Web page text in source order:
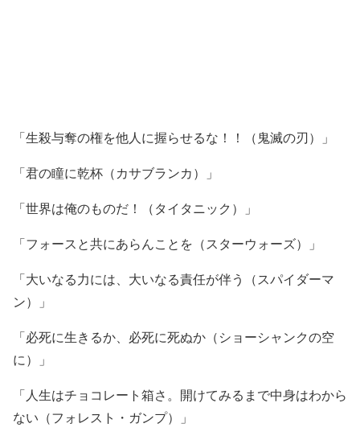
「生殺与奪の権を他人に握らせるな！！（鬼滅の刃）」
「君の瞳に乾杯（カサブランカ）」
「世界は俺のものだ！（タイタニック）」
「フォースと共にあらんことを（スターウォーズ）」
「大いなる力には、大いなる責任が伴う（スパイダーマ
ン）」
「必死に生きるか、必死に死ぬか（ショーシャンクの空
に）」
「人生はチョコレート箱さ。開けてみるまで中身はわから
ない（フォレスト・ガンプ）」